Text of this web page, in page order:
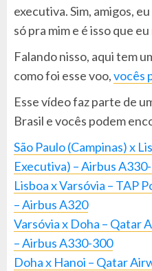
executiva. Sim, amigos,
só pra mim e é isso que
Falando nisso, aqui tem
como foi esse voo,vocês
Esse vídeo faz parte de
Brasil e vocês podem
São Paulo (Campinas) x
Executiva) – Airbus
Lisboa x Varsóvia – TAP
– Airbus A320
Varsóvia x Doha – Qatar
– Airbus A330-300
Doha x Hanoi – Qatar